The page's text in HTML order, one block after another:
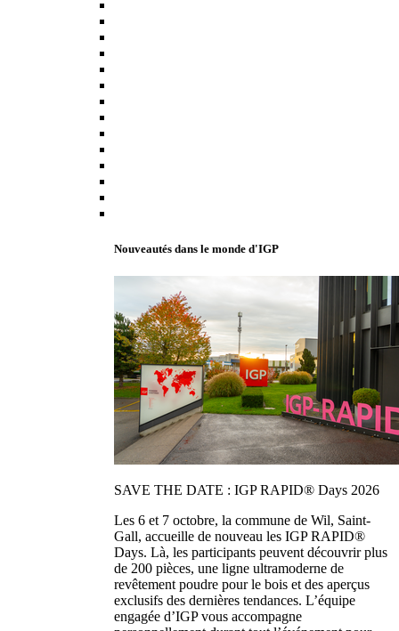
Nouveautés dans le monde d'IGP
SAVE THE DATE : IGP RAPID® Days 2026
Les 6 et 7 octobre, la commune de Wil, Saint-
Gall, accueille de nouveau les IGP RAPID®
Days. Là, les participants peuvent découvrir plus
de 200 pièces, une ligne ultramoderne de
revêtement poudre pour le bois et des aperçus
exclusifs des dernières tendances. L’équipe
engagée d’IGP vous accompagne